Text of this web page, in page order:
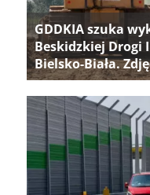
GDDKIA szuka
Beskidzkiej Drogi
Bielsko-Biała.